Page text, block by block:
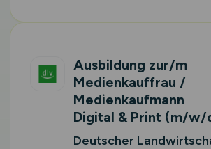
Ausbildung zur/m
Medienkauffrau /
Medienkaufmann
Digital & Print (m/w/
Deutscher